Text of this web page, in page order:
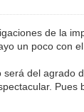
de la
un poco con
del